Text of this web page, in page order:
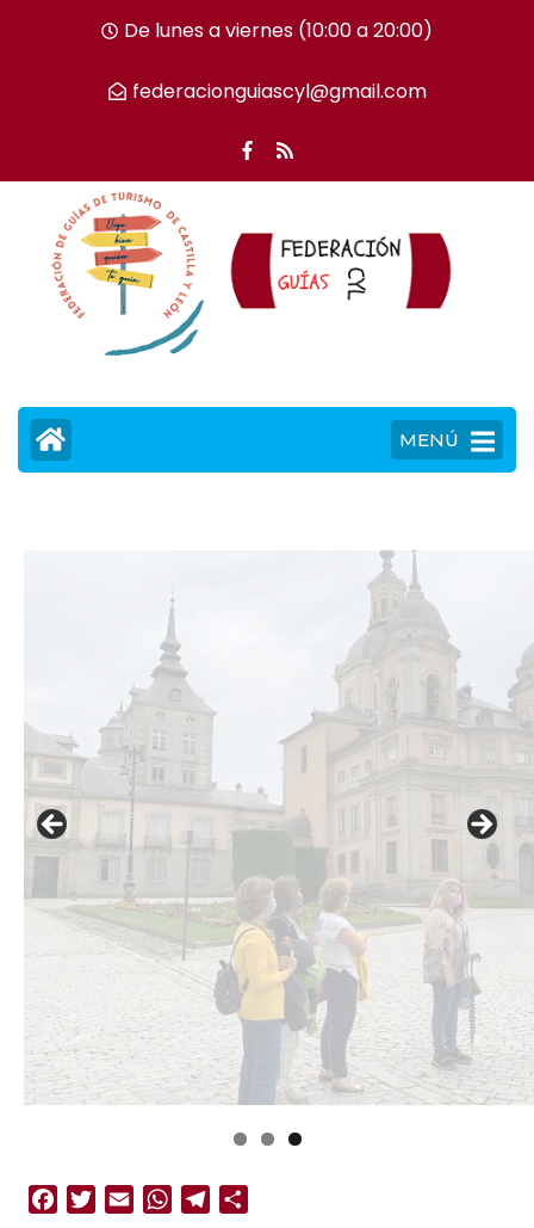
De lunes a viernes (10:00 a 20:00)
federacionguiascyl@gmail.com
MENÚ
Facebook
Twitter
Email WhatsAppTelegram